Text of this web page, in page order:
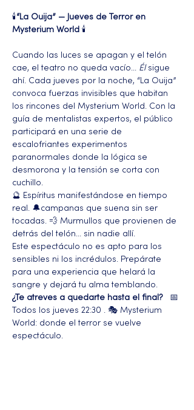
🕯️“La Ouija” — Jueves de Terror en
Mysterium World 🕯️
Cuando las luces se apagan y el telón
cae, el teatro no queda vacío... Él sigue
ahí. Cada jueves por la noche, “La Ouija”
convoca fuerzas invisibles que habitan
los rincones del Mysterium World. Con la
guía de mentalistas expertos, el público
participará en una serie de
escalofriantes experimentos
paranormales donde la lógica se
desmorona y la tensión se corta con
cuchillo.
🔮 Espíritus manifestándose en tiempo
real. 🔔campanas que suena sin ser
tocadas. 💨 Murmullos que provienen de
detrás del telón... sin nadie allí.
Este espectáculo no es apto para los
sensibles ni los incrédulos. Prepárate
para una experiencia que helará la
sangre y dejará tu alma temblando.
¿Te atreves a quedarte hasta el final? 📅
Todos los jueves 22:30 . 🎭 Mysterium
World: donde el terror se vuelve
espectáculo.